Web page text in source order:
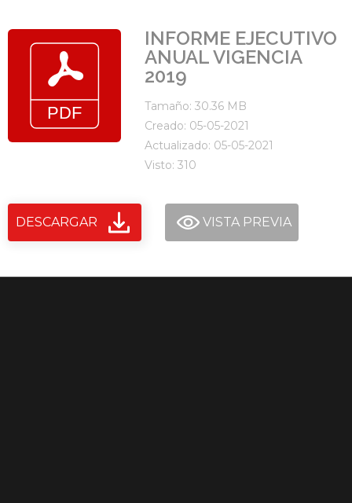
INFORME EJECUTIVO
ANUAL VIGENCIA
2019
Tamaño: 30.36 MB
Creado: 05-05-2021
Actualizado: 05-05-2021
Visto: 310
DESCARGAR VISTA PREVIA